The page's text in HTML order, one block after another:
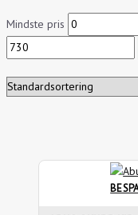
Mindste pris